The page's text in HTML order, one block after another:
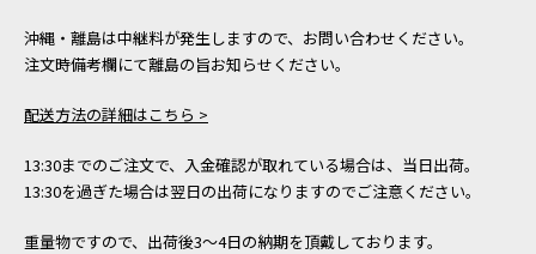
沖縄・離島は中継料が発生しますので、お問い合わせください。
注文時備考欄にて離島の旨お知らせください。
配送方法の詳細はこちら >
13:30までのご注文で、入金確認が取れている場合は、当日出荷。
13:30を過ぎた場合は翌日の出荷になりますのでご注意ください。
重量物ですので、出荷後3～4日の納期を頂戴しております。